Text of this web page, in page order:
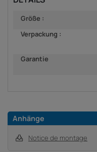
Größe :
Verpackung :
Garantie
Anhänge
Notice de montage